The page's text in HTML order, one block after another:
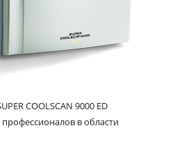
COOLSCAN 9000 ED
в области